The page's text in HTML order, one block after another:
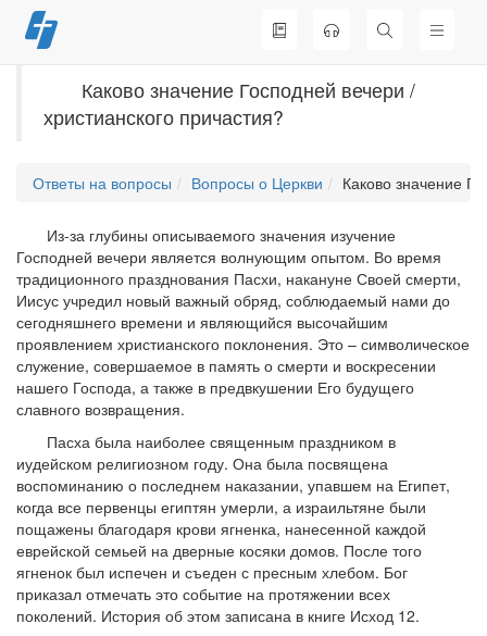
Перейти
к
Каково значение Господней вечери /
христианского причастия?
Ответы на вопросы Вопросы о Церкви Каково значение
Из-за глубины описываемого значения изучение
Господней вечери является волнующим опытом. Во время
традиционного празднования Пасхи, накануне Своей смерти,
Иисус учредил новый важный обряд, соблюдаемый нами до
сегодняшнего времени и являющийся высочайшим
проявлением христианского поклонения. Это – символическое
служение, совершаемое в память о смерти и воскресении
нашего Господа, а также в предвкушении Его будущего
славного возвращения.
Пасха была наиболее священным праздником в
иудейском религиозном году. Она была посвящена
воспоминанию о последнем наказании, упавшем на Египет,
когда все первенцы египтян умерли, а израильтяне были
пощажены благодаря крови ягненка, нанесенной каждой
еврейской семьей на дверные косяки домов. После того
ягненок был испечен и съеден с пресным хлебом. Бог
приказал отмечать это событие на протяжении всех
поколений. История об этом записана в книге Исход 12.